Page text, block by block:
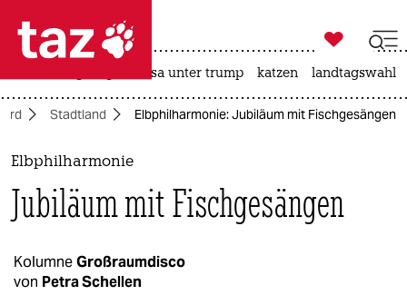
 taz zahl ich
taz zahl ich
themen
politik
gesellschaft

taz zahl ich
usa unter trump katzen landtagswahl
Stadtland Elbphilharmonie: Jubiläum mit Fischgesängen
Elbphilharmonie
Jubiläum mit Fischgesängen
KolumneGroßraumdisco
von Petra Schellen